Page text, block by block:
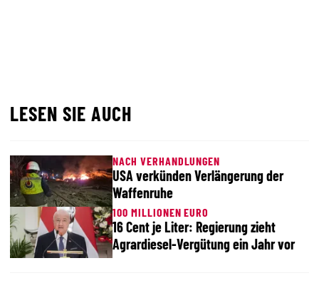
LESEN SIE AUCH
NACH VERHANDLUNGEN
USA verkünden Verlängerung der
Waffenruhe
100 MILLIONEN EURO
16 Cent je Liter: Regierung zieht
Agrardiesel-Vergütung ein Jahr vor